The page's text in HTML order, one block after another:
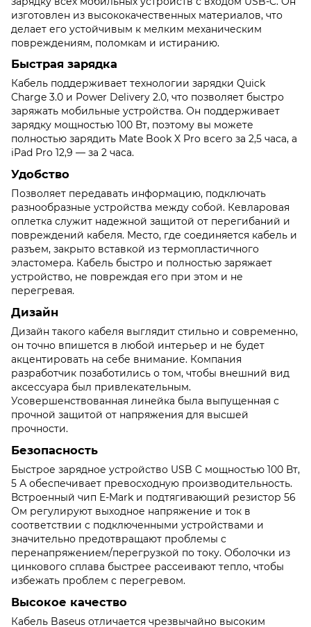
изготовлен из высококачественных материалов, что
делает его устойчивым к мелким механическим
повреждениям, поломкам и истиранию.
Быстрая зарядка
Кабель поддерживает технологии зарядки Quick
Charge 3.0 и Power Delivery 2.0, что позволяет быстро
заряжать мобильные устройства. Он поддерживает
зарядку мощностью 100 Вт, поэтому вы можете
полностью зарядить Mate Book X Pro всего за 2,5 часа, а
iPad Pro 12,9 — за 2 часа.
Удобство
Позволяет передавать информацию, подключать
разнообразные устройства между собой. Кевларовая
оплетка служит надежной защитой от перегибаний и
повреждений кабеля. Место, где соединяется кабель и
разъем, закрыто вставкой из термопластичного
эластомера. Кабель быстро и полностью заряжает
устройство, не повреждая его при этом и не
перегревая.
Дизайн
Дизайн такого кабеля выглядит стильно и современно,
он точно впишется в любой интерьер и не будет
акцентировать на себе внимание. Компания
разработчик позаботились о том, чтобы внешний вид
аксессуара был привлекательным.
Усовершенствованная линейка была выпущенная с
прочной защитой от напряжения для высшей
прочности.
Безопасность
Быстрое зарядное устройство USB C мощностью 100 Вт,
5 А обеспечивает превосходную производительность.
Встроенный чип E-Mark и подтягивающий резистор 56
Ом регулируют выходное напряжение и ток в
соответствии с подключенными устройствами и
значительно предотвращают проблемы с
перенапряжением/перегрузкой по току. Оболочки из
цинкового сплава быстрее рассеивают тепло, чтобы
избежать проблем с перегревом.
Высокое качество
Кабель Baseus отличается чрезвычайно высоким